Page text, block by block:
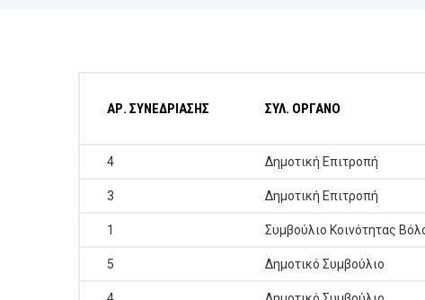
ΑΡ. ΣΥΝΕΔΡΙΑΣΗΣ ΣΥΛ. ΟΡΓΑΝΟ
4 Δημοτική Επιτροπή
3 Δημοτική Επιτροπή
1 Συμβούλιο Κοινότητας
5 Δημοτικό Συμβούλιο